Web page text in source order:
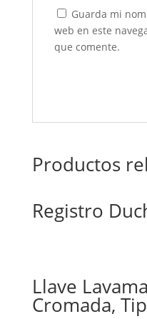
Guarda mi
web en este
que comente.
Productos
Registro
Llave
Cromada,